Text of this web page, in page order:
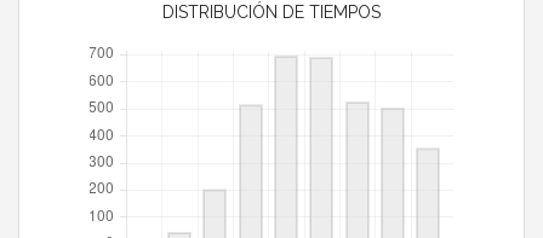
DISTRIBUCIÓN DE TIEMPOS